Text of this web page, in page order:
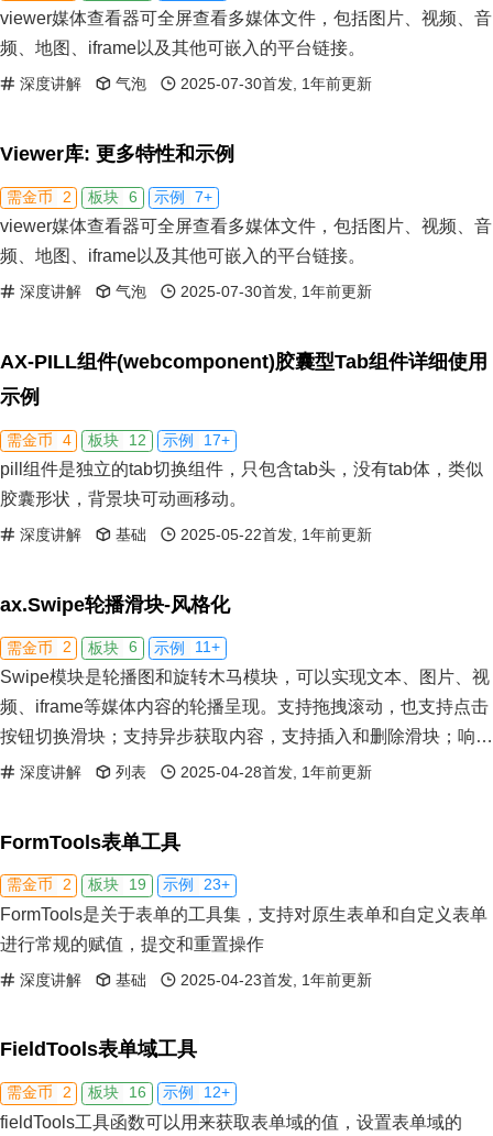
viewer媒体查看器可全屏查看多媒体文件，包括图片、视频、音
频、地图、iframe以及其他可嵌入的平台链接。
深度讲解 气泡 2025-07-30首发, 1年前更新
Viewer库: 更多特性和示例
需金币 2 板块 6 示例 7+
viewer媒体查看器可全屏查看多媒体文件，包括图片、视频、音
频、地图、iframe以及其他可嵌入的平台链接。
深度讲解 气泡 2025-07-30首发, 1年前更新
AX-PILL组件(webcomponent)胶囊型Tab组件详细使用
示例
需金币 4 板块 12 示例 17+
pill组件是独立的tab切换组件，只包含tab头，没有tab体，类似
胶囊形状，背景块可动画移动。
深度讲解 基础 2025-05-22首发, 1年前更新
ax.Swipe轮播滑块-风格化
需金币 2 板块 6 示例 11+
Swipe模块是轮播图和旋转木马模块，可以实现文本、图片、视
频、iframe等媒体内容的轮播呈现。支持拖拽滚动，也支持点击
按钮切换滑块；支持异步获取内容，支持插入和删除滑块；响应
滑块的变化和外容器的变化，进而自动修正滑块之间的关系。
深度讲解 列表 2025-04-28首发, 1年前更新
FormTools表单工具
需金币 2 板块 19 示例 23+
FormTools是关于表单的工具集，支持对原生表单和自定义表单
进行常规的赋值，提交和重置操作
深度讲解 基础 2025-04-23首发, 1年前更新
FieldTools表单域工具
需金币 2 板块 16 示例 12+
fieldTools工具函数可以用来获取表单域的值，设置表单域的